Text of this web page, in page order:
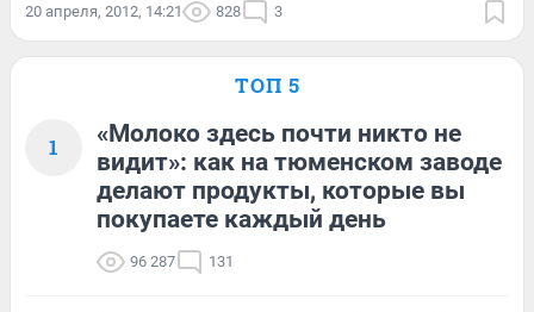
20 апреля, 2012, 14:21 828 3
ТОП 5
1
«Молоко здесь почти никто не
видит»: как на тюменском заводе
делают продукты, которые вы
покупаете каждый день
96 287 131